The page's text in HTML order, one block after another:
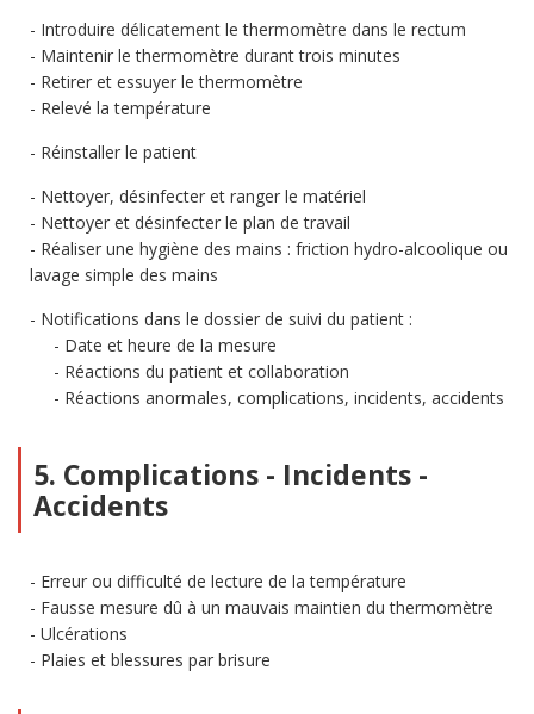
Introduire délicatement le thermomètre dans le rectum
Maintenir le thermomètre durant trois minutes
Retirer et essuyer le thermomètre
Relevé la température
Réinstaller le patient
Nettoyer, désinfecter et ranger le matériel
Nettoyer et désinfecter le plan de travail
Réaliser une hygiène des mains : friction hydro-alcoolique ou
lavage simple des mains
Notifications dans le dossier de suivi du patient :
Date et heure de la mesure
Réactions du patient et collaboration
Réactions anormales, complications, incidents, accidents
5. Complications - Incidents -
Accidents
Erreur ou difficulté de lecture de la température
Fausse mesure dû à un mauvais maintien du thermomètre
Ulcérations
Plaies et blessures par brisure